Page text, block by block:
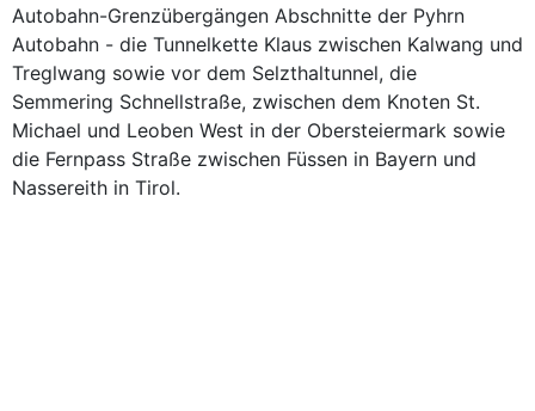
Autobahn-Grenzübergängen Abschnitte der Pyhrn
Autobahn - die Tunnelkette Klaus zwischen Kalwang und
Treglwang sowie vor dem Selzthaltunnel, die
Semmering Schnellstraße, zwischen dem Knoten St.
Michael und Leoben West in der Obersteiermark sowie
die Fernpass Straße zwischen Füssen in Bayern und
Nassereith in Tirol.